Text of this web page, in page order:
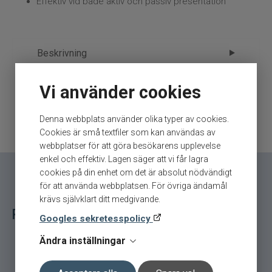
Vi använder cookies
Denna webbplats använder olika typer av cookies.
Cookies är små textfiler som kan användas av
webbplatser för att göra besökarens upplevelse
enkel och effektiv. Lagen säger att vi får lagra
cookies på din enhet om det är absolut nödvändigt
för att använda webbplatsen. För övriga ändamål
krävs självklart ditt medgivande.
Googles sekretesspolicy
Ändra inställningar
Beskrivning
VMC Tungsten Mustach Jig 2-pack
VMC Tungsten Mustach Jig 2-pack S10/1,8 g är
ett premiumvinterbete designat för att leverera
maximal attraktionskraft även under de tuffaste
isfiskeförhållandena. Tack vare sin
tungstenkropp sjunker jiggen snabbt, håller
perfekt balans och ger en tydlig, vibrerande
mustaschliknande rörelse i vattnet som triggar
Den höga densiteten i tungsten ger en kompakt
form som gör jiggen lätt att kontrollera även på
stora djup. Den livfulla mustach-svansen rör sig
Märke
VMC
Tillverkare
Normark - 8.Isfiske
Relaterade fiskeredskap för ditt fiske